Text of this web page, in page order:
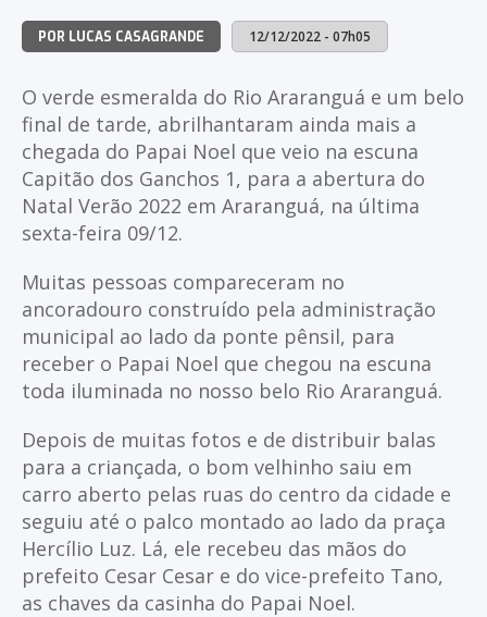
POR LUCAS CASAGRANDE 12/12/2022 - 07h05
O verde esmeralda do Rio Araranguá e um belo
final de tarde, abrilhantaram ainda mais a
chegada do Papai Noel que veio na escuna
Capitão dos Ganchos 1, para a abertura do
Natal Verão 2022 em Araranguá, na última
sexta-feira 09/12.
Muitas pessoas compareceram no
ancoradouro construído pela administração
municipal ao lado da ponte pênsil, para
receber o Papai Noel que chegou na escuna
toda iluminada no nosso belo Rio Araranguá.
Depois de muitas fotos e de distribuir balas
para a criançada, o bom velhinho saiu em
carro aberto pelas ruas do centro da cidade e
seguiu até o palco montado ao lado da praça
Hercílio Luz. Lá, ele recebeu das mãos do
prefeito Cesar Cesar e do vice-prefeito Tano,
as chaves da casinha do Papai Noel.